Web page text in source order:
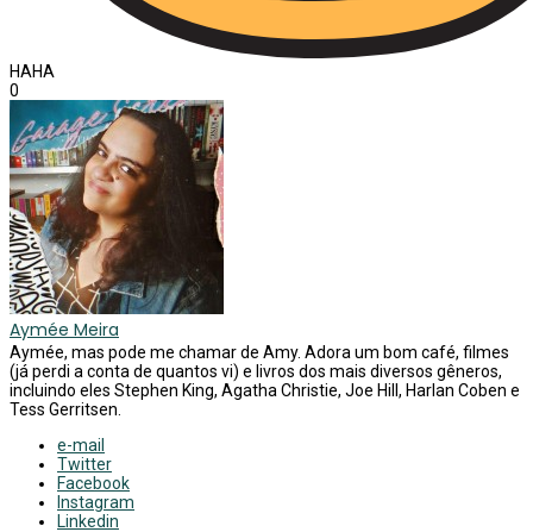
HAHA
0
Aymée Meira
Aymée, mas pode me chamar de Amy. Adora um bom café, filmes
(já perdi a conta de quantos vi) e livros dos mais diversos gêneros,
incluindo eles Stephen King, Agatha Christie, Joe Hill, Harlan Coben e
Tess Gerritsen.
e-mail
Twitter
Facebook
Instagram
Linkedin